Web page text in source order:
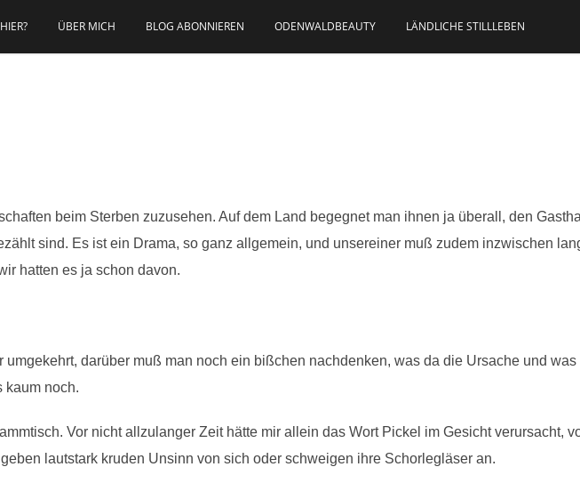
ÜBER MICH BLOG ABONNIEREN ODENWALDBEAUTY LÄNDLICHE STILLLEBEN
beim Sterben zuzusehen. Auf dem Land begegnet man ihnen ja überall, den
sind. Es ist ein Drama, so ganz allgemein, und unsereiner muß zudem inzwischen
hatten es ja schon davon.
umgekehrt, darüber muß man noch ein bißchen nachdenken, was da die Ursache und
kaum noch.
Vor nicht allzulanger Zeit hätte mir allein das Wort Pickel im Gesicht verursacht,
lautstark kruden Unsinn von sich oder schweigen ihre Schorlegläser an.